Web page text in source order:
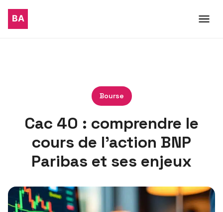
Bourse
Cac 40 : comprendre le
cours de l’action BNP
Paribas et ses enjeux